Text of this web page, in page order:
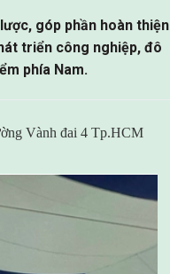
góp phần hoàn thiện
triển công nghiệp, đô
phía Nam.
Vành đai 4 Tp.HCM